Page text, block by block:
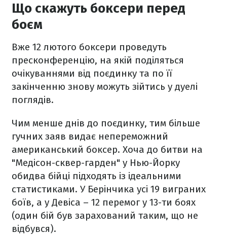
Що скажуть боксери перед
боєм
Вже 12 лютого боксери проведуть
пресконференцію, на якій поділяться
очікуваннями від поєдинку та по її
закінченню знову можуть зійтись у дуелі
поглядів.
Чим менше днів до поєдинку, тим більше
гучних заяв видає непереможний
американський боксер. Хоча до битви на
"Медісон-сквер-гарден" у Нью-Йорку
обидва бійці підходять із ідеальними
статистиками. У Берінчика усі 19 виграних
боїв, а у Девіса – 12 перемог у 13-ти боях
(один бій був зарахований таким, що не
відбувся).